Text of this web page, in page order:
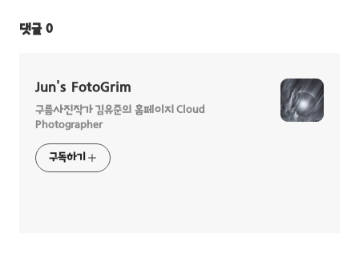
댓글 0
Jun's FotoGrim
구름사진작가 김유준의 홈페이지 Cloud
Photographer
구독하기